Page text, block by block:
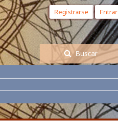
Buscar
Registrarse Entrar